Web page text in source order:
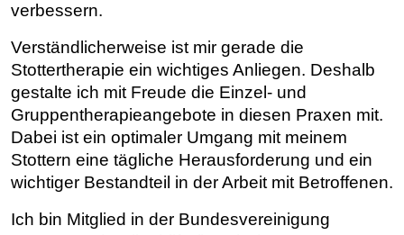
verbessern.
Verständlicherweise ist mir gerade die
Stottertherapie ein wichtiges Anliegen. Deshalb
gestalte ich mit Freude die Einzel- und
Gruppentherapieangebote in diesen Praxen mit.
Dabei ist ein optimaler Umgang mit meinem
Stottern eine tägliche Herausforderung und ein
wichtiger Bestandteil in der Arbeit mit Betroffenen.
Ich bin Mitglied in der Bundesvereinigung